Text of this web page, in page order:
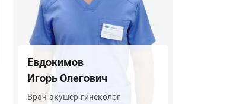
Евдокимов
Игорь Олегович
Врач-акушер-гинеколог